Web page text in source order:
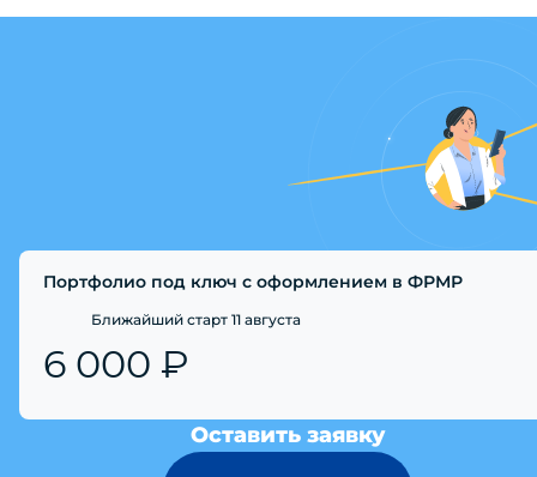
Портфолио под ключ с оформлением в ФРМР
Ближайший старт 11 августа
6 000 ₽
Оставить заявку